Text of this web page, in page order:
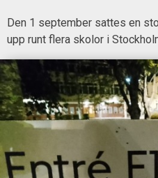
Den 1 september sattes en
upp runt flera skolor i